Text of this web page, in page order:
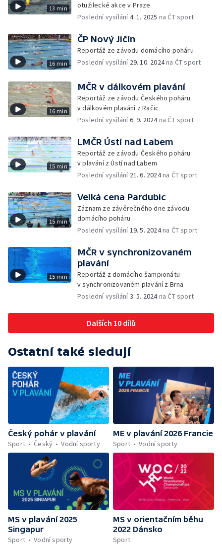
13 min
otužilecké akce v Praze
Poslední vysílání4. 1. 2025 na ČT sport
16 min
ČP Nový Jičín
Reportáž ze závodu domácího poháru
Poslední vysílání 29. 10. 2024na ČT sport
16 min
MČR v dálkovém plavání
Reportáž ze závodu Českého poháru
v dálkovém plavání z Račic
Poslední vysílání6. 9. 2024na ČT sport
15 min
LMČR Ústí nad Labem
Reportáž ze závodu Českého poháru
v plavání z Ústí nad Labem
Poslední vysílání 21. 6. 2024na ČT sport
15 min
Velká cena Pardubic
Záznam ze závěrečného dne závodu
domácího poháru
Poslední vysílání19. 5. 2024na ČT sport
15 min
MČR v synchronizovaném
plavání
Reportáž z domácího šampionátu
v synchronizovaném plavání z Brna
Poslední vysílání3. 5. 2024na ČT sport
Dalších 10 dílů
Ostatní také sledují
Český pohár v plavání
Sport
Český Vodní sporty
ME v plavání 2026 Francie
Sport
Vodní sporty
MS v plavání 2025
Singapur
Sport
Vodní sporty
MS v orientačním běhu
2022 Dánsko
Sport